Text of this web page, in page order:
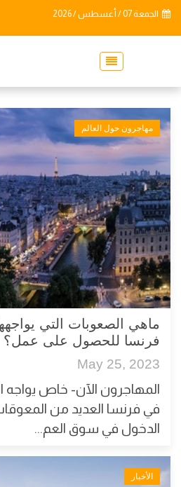
الجمعة 07 / أغسطس / 2026
مهاجرون حول العالم
ماهي الصعوبات التي
فرنسا للحصول على عمل؟
May 25, 2023
المهاجرون الآن- خاص يواجه
في فرنسا العديد من
الدخول في سوق العم...
الأخبار